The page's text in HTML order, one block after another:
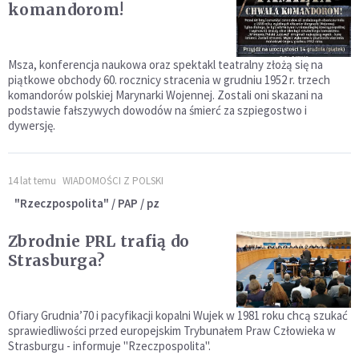
komandorom!
Msza, konferencja naukowa oraz spektakl teatralny złożą się na
piątkowe obchody 60. rocznicy stracenia w grudniu 1952 r. trzech
komandorów polskiej Marynarki Wojennej. Zostali oni skazani na
podstawie fałszywych dowodów na śmierć za szpiegostwo i
dywersję.
14 lat temu WIADOMOŚCI Z POLSKI
"Rzeczpospolita" / PAP / pz
Zbrodnie PRL trafią do
Strasburga?
Ofiary Grudnia’70 i pacyfikacji kopalni Wujek w 1981 roku chcą szukać
sprawiedliwości przed europejskim Trybunałem Praw Człowieka w
Strasburgu - informuje "Rzeczpospolita".